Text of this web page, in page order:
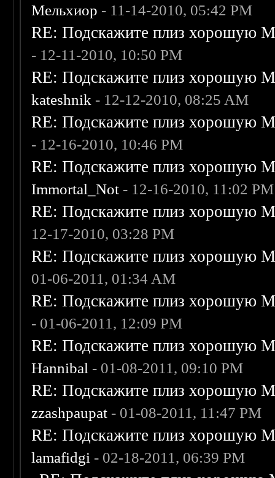
Мельхиор - 11-14-2010, 05:42 PM
RE: Подскажите плиз хорошую
- 12-11-2010, 10:50 PM
RE: Подскажите плиз хорошую
kateshnik - 12-12-2010, 08:25 AM
RE: Подскажите плиз хорошую
- 12-16-2010, 10:46 PM
RE: Подскажите плиз хорошую
Immortal_Not - 12-16-2010, 11:02 PM
RE: Подскажите плиз хорошую
12-17-2010, 03:28 PM
RE: Подскажите плиз хорошую
01-06-2011, 01:34 AM
RE: Подскажите плиз хорошую
- 01-06-2011, 12:09 PM
RE: Подскажите плиз хорошую
Hannibal - 01-08-2011, 09:10 PM
RE: Подскажите плиз хорошую
zzashpaupat - 01-08-2011, 11:47 PM
RE: Подскажите плиз хорошую
lamafidgi - 02-18-2011, 06:39 PM